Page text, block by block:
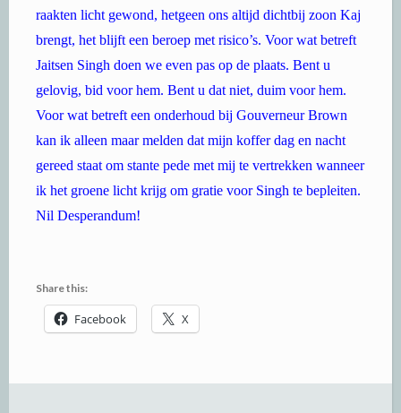
raakten licht gewond, hetgeen ons altijd dichtbij zoon Kaj
brengt, het blijft een beroep met risico’s. Voor wat betreft
Jaitsen Singh doen we even pas op de plaats. Bent u
gelovig, bid voor hem. Bent u dat niet, duim voor hem.
Voor wat betreft een onderhoud bij Gouverneur Brown
kan ik alleen maar melden dat mijn koffer dag en nacht
gereed staat om stante pede met mij te vertrekken wanneer
ik het groene licht krijg om gratie voor Singh te bepleiten.
Nil Desperandum!
Share this:
Facebook X